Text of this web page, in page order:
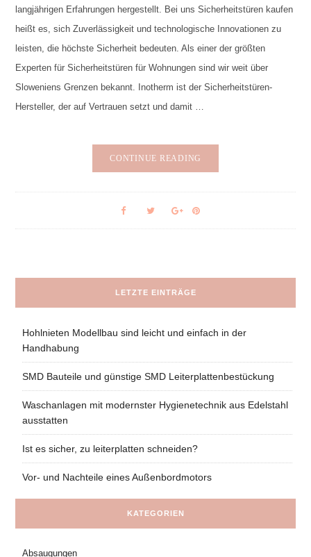
langjährigen Erfahrungen hergestellt. Bei uns Sicherheitstüren kaufen
heißt es, sich Zuverlässigkeit und technologische Innovationen zu
leisten, die höchste Sicherheit bedeuten. Als einer der größten
Experten für Sicherheitstüren für Wohnungen sind wir weit über
Sloweniens Grenzen bekannt. Inotherm ist der Sicherheitstüren-
Hersteller, der auf Vertrauen setzt und damit …
CONTINUE READING
LETZTE EINTRÄGE
Hohlnieten Modellbau sind leicht und einfach in der
Handhabung
SMD Bauteile und günstige SMD Leiterplattenbestückung
Waschanlagen mit modernster Hygienetechnik aus Edelstahl
ausstatten
Ist es sicher, zu leiterplatten schneiden?
Vor- und Nachteile eines Außenbordmotors
KATEGORIEN
Absaugungen